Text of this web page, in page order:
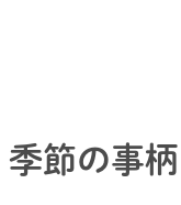
節の事柄